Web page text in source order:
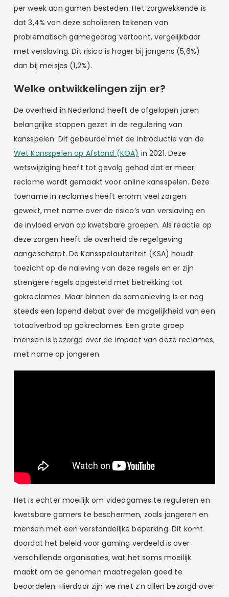
per week aan gamen besteden. Het zorgwekkende is
dat 3,4% van deze scholieren tekenen van
problematisch gamegedrag vertoont, vergelijkbaar
met verslaving. Dit risico is hoger bij jongens (5,6%)
dan bij meisjes (1,2%).
Welke ontwikkelingen zijn er?
De overheid in Nederland heeft de afgelopen jaren
belangrijke stappen gezet in de regulering van
kansspelen. Dit gebeurde met de introductie van de
Wet Kansspelen op Afstand (KOA) in 2021. Deze
wetswijziging heeft tot gevolg gehad dat er meer
reclame wordt gemaakt voor online kansspelen. Deze
toename in reclames heeft enorm veel zorgen
gewekt, met name over de risico’s van verslaving en
de invloed ervan op kwetsbare groepen. Als reactie op
deze zorgen heeft de overheid de regelgeving
aangescherpt. De Kansspelautoriteit (KSA) houdt
toezicht op de naleving van deze regels en er zijn
strengere regels opgesteld met betrekking tot
gokreclames. Maar binnen de samenleving is er nog
steeds een lopend debat over de mogelijkheid van een
totaalverbod op gokreclames. Een grote groep
mensen is bezorgd over de impact van deze reclames,
met name op jongeren.
Het is echter moeilijk om videogames te reguleren en
kwetsbare gamers te beschermen, zoals jongeren en
mensen met een verstandelijke beperking. Dit komt
doordat het beleid voor gaming verdeeld is over
verschillende organisaties, wat het soms moeilijk
maakt om de genomen maatregelen goed te
beoordelen. Hierdoor zijn we met z’n allen bezorgd over